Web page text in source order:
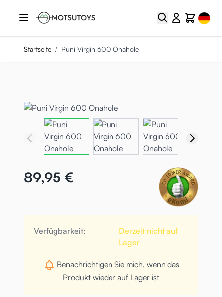
Suche CartSelect
Startseite / Puni Virgin 600 Onahole
89,95 €
Verfügbarkeit:
Derzeit nicht auf
Lager
Benachrichtigen Sie mich, wenn das
Produkt wieder auf Lager ist